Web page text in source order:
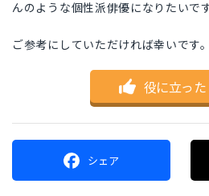
んのような個性派俳優になりたいです
ご参考にしていただければ幸いです。
役に立った
シェア